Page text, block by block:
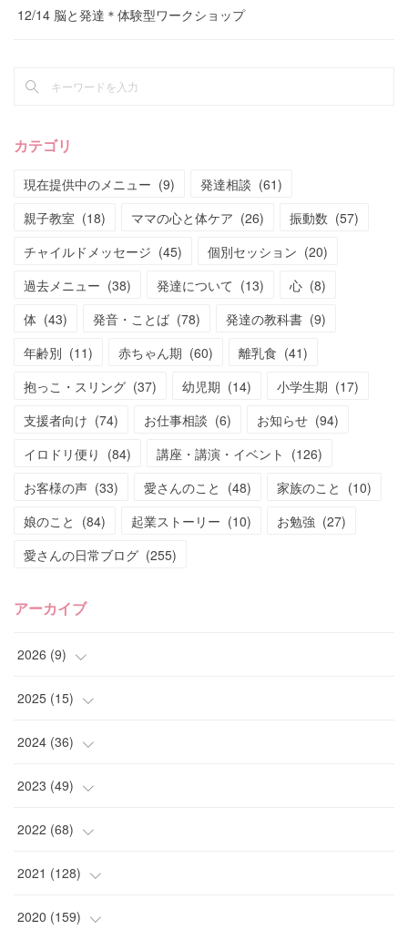
12/14 脳と発達＊体験型ワークショップ
カテゴリ
現在提供中のメニュー (9) 発達相談 (61)
親子教室 (18) ママの心と体ケア (26) 振動数 (57)
チャイルドメッセージ (45) 個別セッション (20)
過去メニュー (38) 発達について (13) 心 (8)
体 (43) 発音・ことば (78) 発達の教科書 (9)
年齢別 (11) 赤ちゃん期 (60) 離乳食 (41)
抱っこ・スリング (37) 幼児期 (14) 小学生期 (17)
支援者向け (74) お仕事相談 (6) お知らせ (94)
イロドリ便り (84) 講座・講演・イベント (126)
お客様の声 (33) 愛さんのこと (48) 家族のこと (10)
娘のこと (84) 起業ストーリー (10) お勉強 (27)
愛さんの日常ブログ (255)
アーカイブ
2026 (9)
(4)
(2)
(1)
(2)
2025 (15)
(4)
(2)
(2)
(3)
( 1)
2024 (36)
(2)
(2)
(1)
( 4)
2023 (49)
(1)
(2)
( 5)
2022 (68)
(6)
( 6)
2021 (128)
(10)
2020 (159)